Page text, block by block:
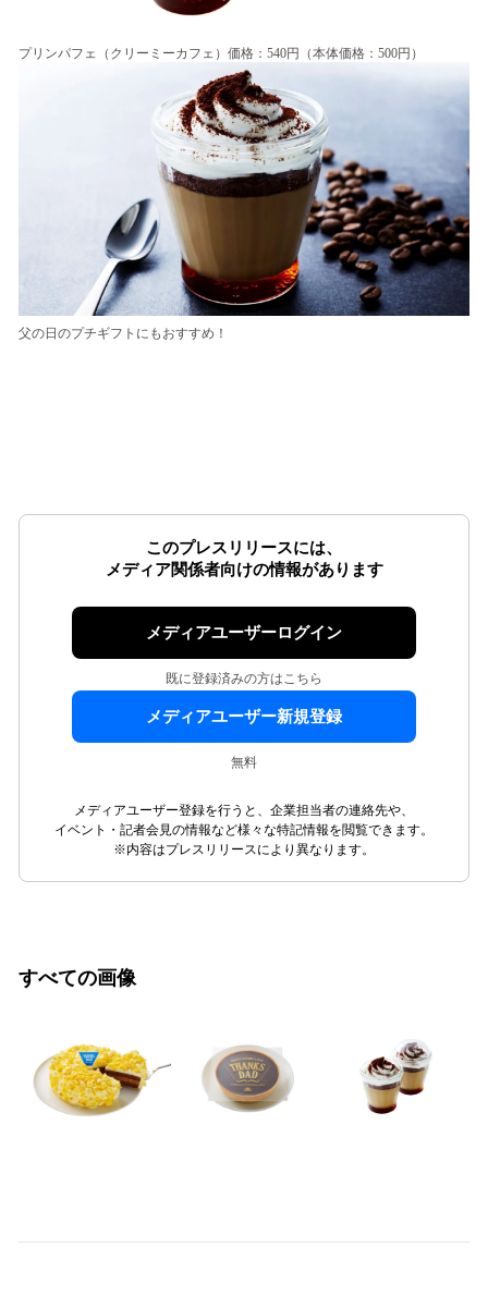
プリンパフェ（クリーミーカフェ）価格：540円（本体価格：500円）
父の日のプチギフトにもおすすめ！
このプレスリリースには、
メディア関係者向けの情報があります
メディアユーザーログイン
既に登録済みの方はこちら
メディアユーザー新規登録
無料
メディアユーザー登録を行うと、企業担当者の連絡先や、
イベント・記者会見の情報など様々な特記情報を閲覧できます。
※内容はプレスリリースにより異なります。
すべての画像